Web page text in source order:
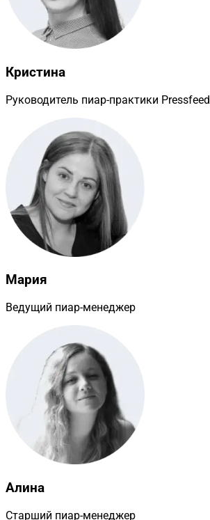
Кристина
Руководитель пиар-практики Pressfeed
Мария
Ведущий пиар-менеджер
Алина
Старший пиар-менеджер